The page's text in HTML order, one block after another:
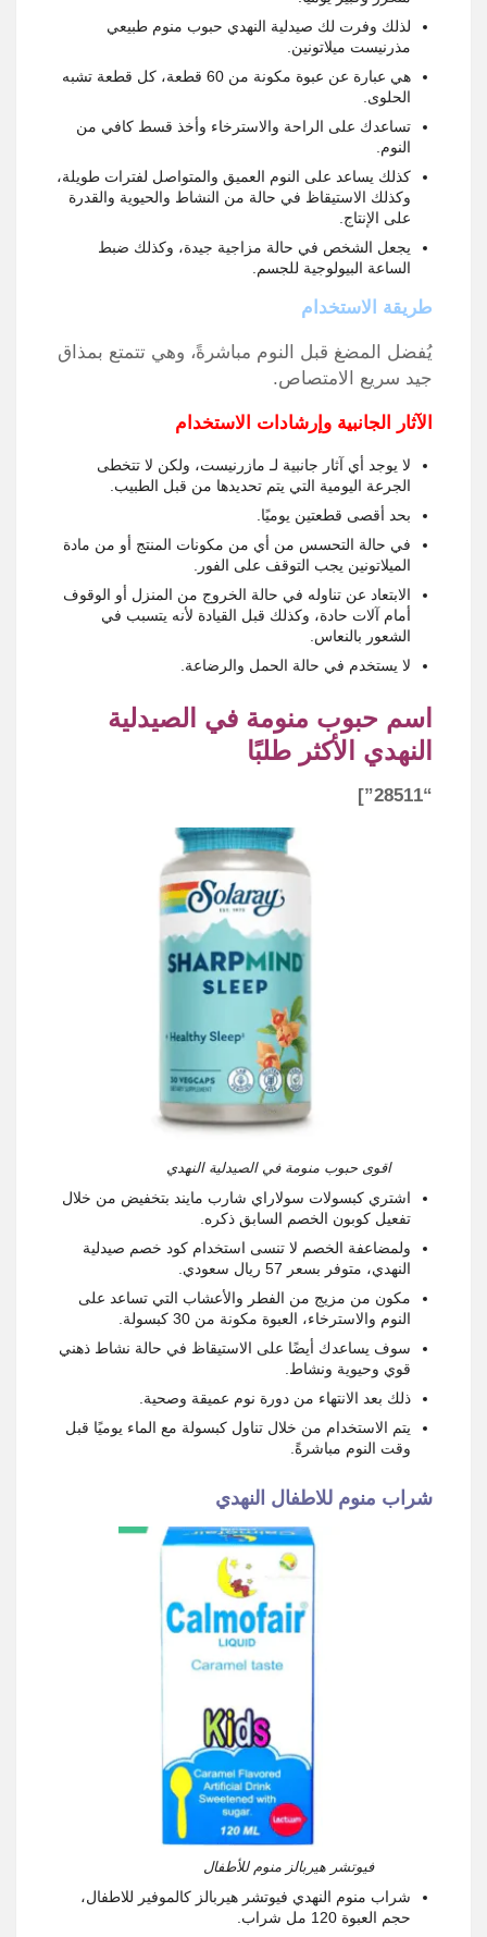
لذلك وفرت لك صيدلية النهدي حبوب منوم طبيعي
مذرنيست ميلاتونين.
هي عبارة عن عبوة مكونة من 60 قطعة، كل قطعة تشبه
الحلوى.
تساعدك على الراحة والاسترخاء وأخذ قسط كافي من
النوم.
كذلك يساعد على النوم العميق والمتواصل لفترات طويلة،
وكذلك الاستيقاظ في حالة من النشاط والحيوية والقدرة
على الإنتاج.
يجعل الشخص في حالة مزاجية جيدة، وكذلك ضبط
الساعة البيولوجية للجسم.
طريقة الاستخدام
يُفضل المضغ قبل النوم مباشرةً، وهي تتمتع بمذاق
جيد سريع الامتصاص.
الآثار الجانبية وإرشادات الاستخدام
لا يوجد أي آثار جانبية لـ مازرنيست، ولكن لا تتخطى
الجرعة اليومية التي يتم تحديدها من قبل الطبيب.
بحد أقصى قطعتين يوميًا.
في حالة التحسس من أي من مكونات المنتج أو من مادة
الميلاتونين يجب التوقف على الفور.
الابتعاد عن تناوله في حالة الخروج من المنزل أو الوقوف
أمام آلات حادة، وكذلك قبل القيادة لأنه يتسبب في
الشعور بالنعاس.
لا يستخدم في حالة الحمل والرضاعة.
اسم حبوب منومة في الصيدلية
النهدي الأكثر طلبًا
“28511”]
اقوى حبوب منومة في الصيدلية النهدي
اشتري كبسولات سولاراي شارب مايند بتخفيض من خلال
تفعيل كوبون الخصم السابق ذكره.
ولمضاعفة الخصم لا تنسى استخدام كود خصم صيدلية
النهدي، متوفر بسعر 57 ريال سعودي.
مكون من مزيج من الفطر والأعشاب التي تساعد على
النوم والاسترخاء، العبوة مكونة من 30 كبسولة.
سوف يساعدك أيضًا على الاستيقاظ في حالة نشاط ذهني
قوي وحيوية ونشاط.
ذلك بعد الانتهاء من دورة نوم عميقة وصحية.
يتم الاستخدام من خلال تناول كبسولة مع الماء يوميًا قبل
وقت النوم مباشرةً.
شراب منوم للاطفال النهدي
فيوتشر هيربالز منوم للأطفال
شراب منوم النهدي فيوتشر هيربالز كالموفير للاطفال،
حجم العبوة 120 مل شراب.